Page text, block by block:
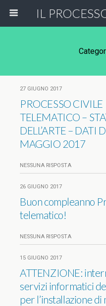
IL
27 GIUGNO 2017
PROCESSO CIVILE
TELEMATICO –
DELL’ARTE – DATI
MAGGIO 2017
NESSUNA RISPOSTA
26 GIUGNO 2017
Buon compleanno
telematico!
NESSUNA RISPOSTA
15 GIUGNO 2017
ATTENZIONE:
servizi informatici
per l’installazione